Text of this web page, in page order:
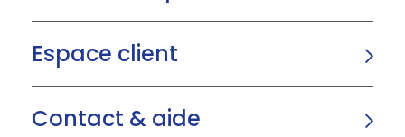
Espace client
Contact & aide